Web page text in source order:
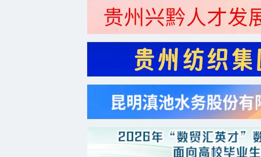
生物/制药/医疗/美容
编辑/策划/教育/培训
咨询/法律/科研/服务业
农/林/牧/园艺/其他类